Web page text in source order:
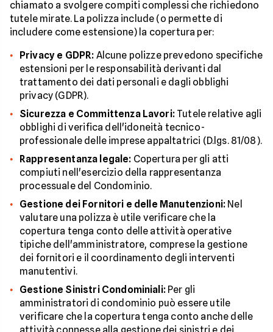
chiamato a svolgere compiti complessi che richiedono
tutele mirate. La polizza include (o permette di
includere come estensione) la copertura per:
Privacy e GDPR: Alcune polizze prevedono specifiche
estensioni per le responsabilità derivanti dal
trattamento dei dati personali e dagli obblighi
privacy (GDPR).
Sicurezza e Committenza Lavori:Tutele relative agli
obblighi di verifica dell'idoneità tecnico-
professionale delle imprese appaltatrici (D.lgs. 81/08).
Rappresentanza legale: Copertura per gli atti
compiuti nell'esercizio della rappresentanza
processuale del Condominio.
Gestione dei Fornitori e delle Manutenzioni: Nel
valutare una polizza è utile verificare che la
copertura tenga conto delle attività operative
tipiche dell'amministratore, comprese la gestione
dei fornitori e il coordinamento degli interventi
manutentivi.
Gestione Sinistri Condominiali:Per gli
amministratori di condominio può essere utile
verificare che la copertura tenga conto anche delle